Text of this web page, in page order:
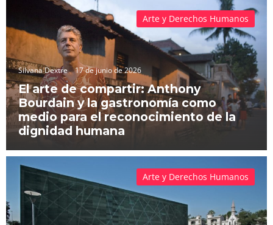
Silvana Dextre 17 de junio de 2026
El arte de compartir: Anthony
Bourdain y la gastronomía como
medio para el reconocimiento de la
dignidad humana
Arte y Derechos Humanos
Arte y Derechos Humanos